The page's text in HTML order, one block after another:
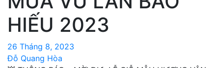
HIẾU 2023
26 Tháng 8, 2023
Đỗ Quang Hòa